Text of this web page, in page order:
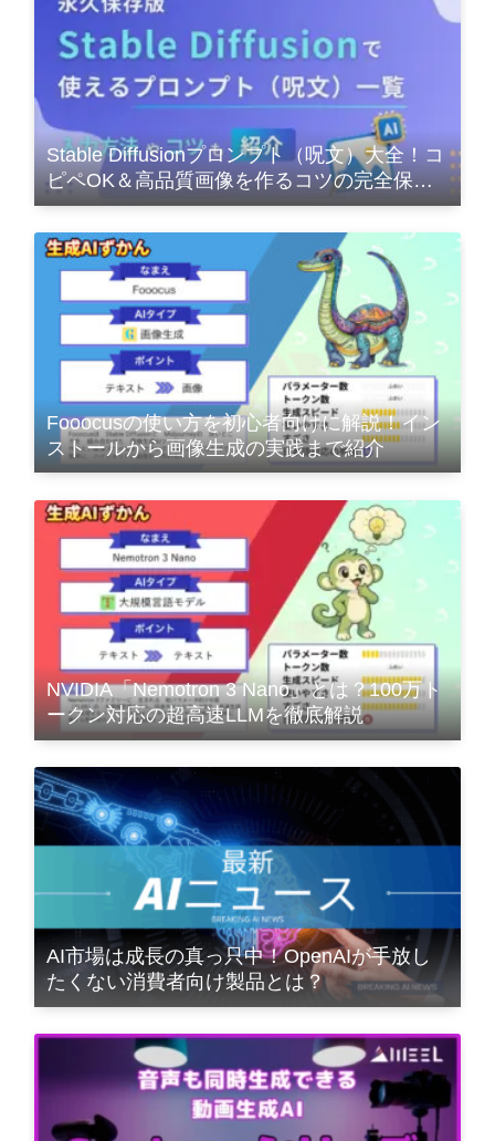
Stable Diffusionプロンプト（呪文）大全！コ
ピペOK＆高品質画像を作るコツの完全保存
版
Fooocusの使い方を初心者向けに解説！イン
ストールから画像生成の実践まで紹介
NVIDIA「Nemotron 3 Nano」とは？100万ト
ークン対応の超高速LLMを徹底解説
AI市場は成長の真っ只中！OpenAIが手放し
たくない消費者向け製品とは？